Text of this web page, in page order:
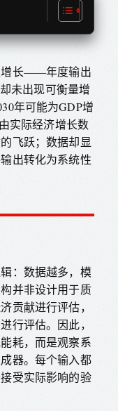
增长——年度输出
未出现可衡量增
年可能为GDP增
实际经济增长数
飞跃；数据却显
出转化为系统性
：数据越多，模
并非设计用于质
贡献进行评估，
行评估。因此，
耗，而是观察系
器。每个输入都
受实际影响的验